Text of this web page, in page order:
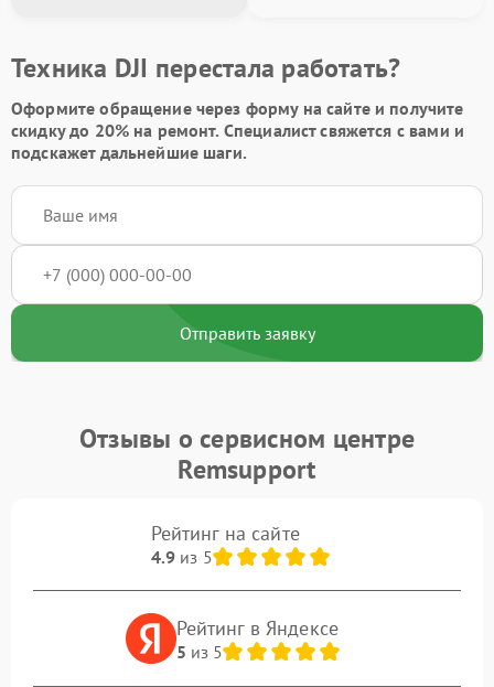
Техника DJI перестала работать?
Оформите обращение через форму на сайте и получите
скидку до 20%на ремонт. Специалист свяжется с вами и
подскажет дальнейшие шаги.
Отправить заявку
Отзывы о сервисном центре
Remsupport
Рейтинг на сайте
4.9из 5
Рейтинг в Яндексе
5 из 5